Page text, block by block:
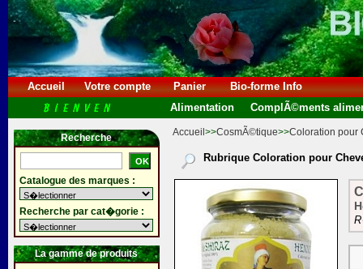
Accueil Votre compte Panier
Bio-forme Info
Alimentation
ComplÃ©ments
Recherche
Catalogue des marques :
Recherche par cat�gorie :
La gamme de produits
Accueil >>CosmÃ©tique>>Coloration pour
Rubrique Coloration pour